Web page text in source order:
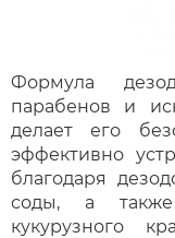
Формула
парабенов и
делает его
эффективно
благодаря
соды, а также
кукурузного